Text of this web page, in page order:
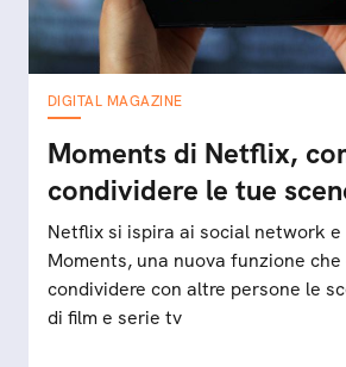
DIGITAL MAGAZINE
Moments di Netflix,
condividere le tue
Netflix si ispira ai social network
Moments, una nuova funzione
condividere con altre persone le
di film e serie tv